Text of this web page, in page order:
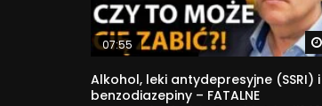
07:55
Alkohol, leki antydepresyjne (SSRI) i
benzodiazepiny – FATALNE